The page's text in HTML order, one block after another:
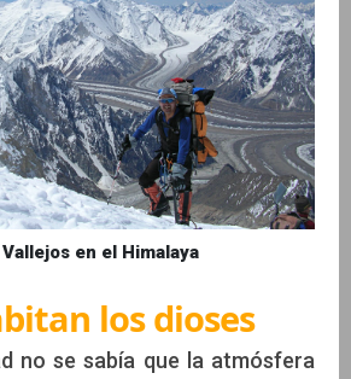
Vallejos en el Himalaya
los dioses
no se sabía que la atmósfera